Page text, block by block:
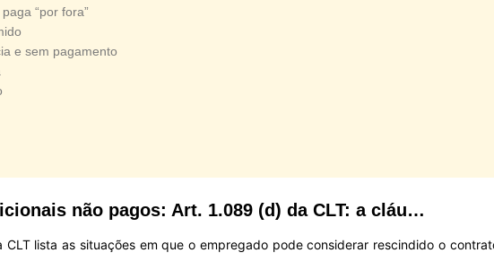
“por fora”
e sem pagamento
não pagos: Art. 1.089 (d) da CLT: a cláu…
CLT lista as situações em que o empregado pode considerar rescindido o